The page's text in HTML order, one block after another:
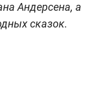
Андерсена, а
сказок.